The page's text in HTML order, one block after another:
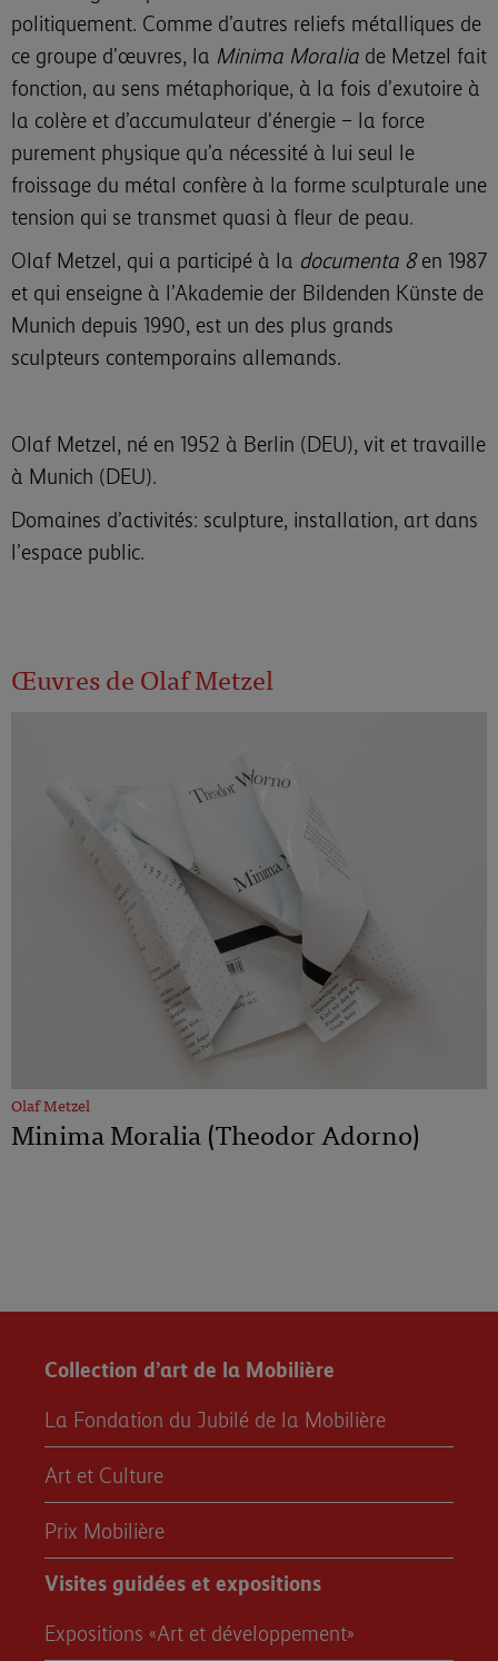
politiquement. Comme d’autres reliefs métalliques de
ce groupe d’œuvres, la Minima Moraliade Metzel fait
fonction, au sens métaphorique, à la fois d’exutoire à
la colère et d’accumulateur d’énergie – la force
purement physique qu’a nécessité à lui seul le
froissage du métal confère à la forme sculpturale une
tension qui se transmet quasi à fleur de peau.
Olaf Metzel, qui a participé à la documenta 8en 1987
et qui enseigne à l’Akademie der Bildenden Künste de
Munich depuis 1990, est un des plus grands
sculpteurs contemporains allemands.
Olaf Metzel, né en 1952 à Berlin (DEU), vit et travaille
à Munich (DEU).
Domaines d’activités: sculpture, installation, art dans
l’espace public.
Œuvres de Olaf Metzel
Olaf Metzel
Minima Moralia (Theodor Adorno)
Collection d’art de la Mobilière
La Fondation du Jubilé de la Mobilière
Art et Culture
Prix Mobilière
Visites guidées et expositions
Expositions «Art et développement»